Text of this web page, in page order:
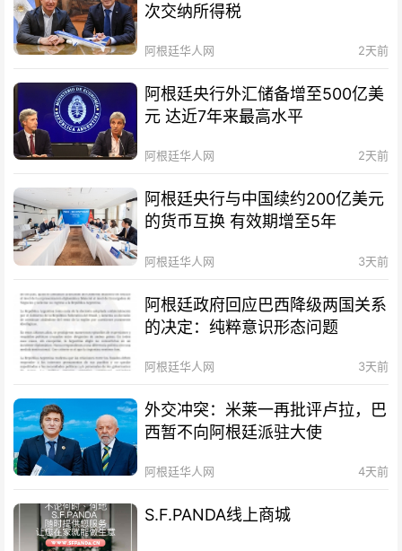
次交纳所得税
阿根廷华人网 2天前
阿根廷央行外汇储备增至500亿美
元 达近7年来最高水平
阿根廷华人网 2天前
阿根廷央行与中国续约200亿美元
的货币互换 有效期增至5年
阿根廷华人网 3天前
阿根廷政府回应巴西降级两国关系
的决定：纯粹意识形态问题
阿根廷华人网 3天前
外交冲突：米莱一再批评卢拉，巴
西暂不向阿根廷派驻大使
阿根廷华人网 4天前
S.F.PANDA线上商城